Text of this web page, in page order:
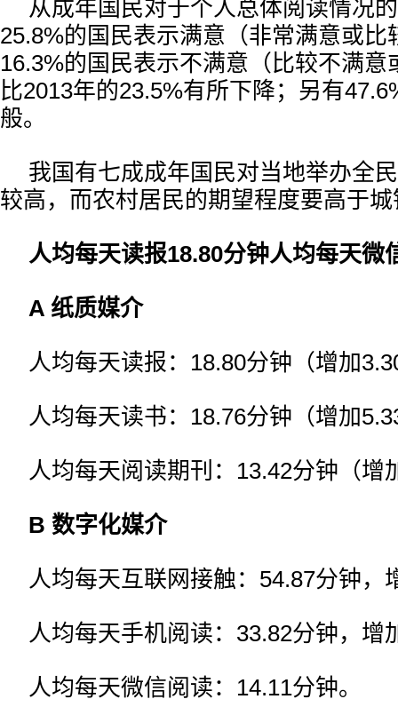
从成年国民对于个人总体阅读情况
25.8%的国民表示满意（非常满意或比
16.3%的国民表示不满意（比较不满意
比2013年的23.5%有所下降；另有
般。
我国有七成成年国民对当地举办全
较高，而农村居民的期望程度要高于
人均每天读报18.80分钟人均每天微
A 纸质媒介
人均每天读报：18.80分钟（增加
人均每天读书：18.76分钟（增加
人均每天阅读期刊：13.42分钟（增
B 数字化媒介
人均每天互联网接触：54.87分钟，
人均每天手机阅读：33.82分钟，增
人均每天微信阅读：14.11分钟。